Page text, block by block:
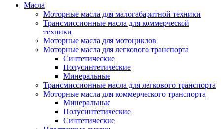
Масла
Моторные масла для малогабаритной техники
Трансмиссионные масла для коммерческой
техники
Моторные масла для мотоциклов
Моторные масла для легкового транспорта
Синтетические
Полусинтетические
Минеральные
Трансмиссионные масла для легкового транспорта
Моторные масла для коммерческого транспорта
Минеральные
Полусинтетические
Синтетические